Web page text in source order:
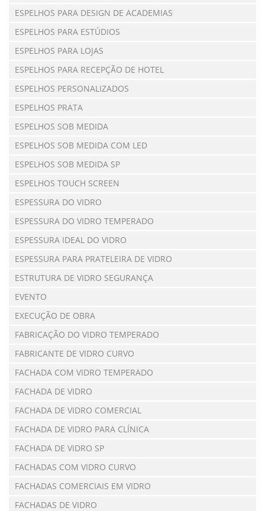
ESPELHOS PARA DESIGN DE ACADEMIAS
ESPELHOS PARA ESTÚDIOS
ESPELHOS PARA LOJAS
ESPELHOS PARA RECEPÇÃO DE HOTEL
ESPELHOS PERSONALIZADOS
ESPELHOS PRATA
ESPELHOS SOB MEDIDA
ESPELHOS SOB MEDIDA COM LED
ESPELHOS SOB MEDIDA SP
ESPELHOS TOUCH SCREEN
ESPESSURA DO VIDRO
ESPESSURA DO VIDRO TEMPERADO
ESPESSURA IDEAL DO VIDRO
ESPESSURA PARA PRATELEIRA DE VIDRO
ESTRUTURA DE VIDRO SEGURANÇA
EVENTO
EXECUÇÃO DE OBRA
FABRICAÇÃO DO VIDRO TEMPERADO
FABRICANTE DE VIDRO CURVO
FACHADA COM VIDRO TEMPERADO
FACHADA DE VIDRO
FACHADA DE VIDRO COMERCIAL
FACHADA DE VIDRO PARA CLÍNICA
FACHADA DE VIDRO SP
FACHADAS COM VIDRO CURVO
FACHADAS COMERCIAIS EM VIDRO
FACHADAS DE VIDRO